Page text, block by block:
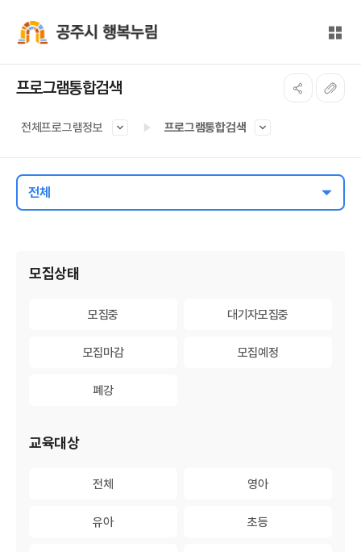
전체
프로그램통합검색
전체프로그램정보 프로그램통합검색
전체
모집상태
모집중 대기자모집중대기자모집중
모집마감 모집예정
폐강
교육대상
전체 영아
유아 초등